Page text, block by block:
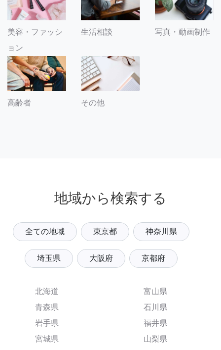
美容・ファッシ
ョン
生活相談 写真・動画制作
高齢者 その他
地域から検索する
全ての地域 東京都 神奈川県
埼玉県 大阪府 京都府
北海道
青森県
岩手県
宮城県
富山県
石川県
福井県
山梨県